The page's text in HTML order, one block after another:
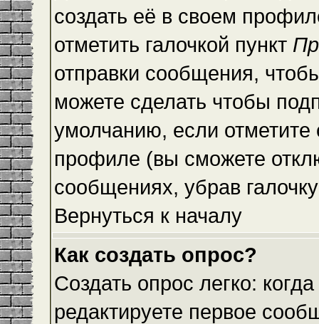
создать её в своем
отметить галочкой пункт
отправки сообщения,
можете сделать чтобы
умолчанию, если
профиле (вы сможете
сообщениях, убрав
Вернуться к началу
Как создать опрос?
Создать опрос легко:
редактируете первое